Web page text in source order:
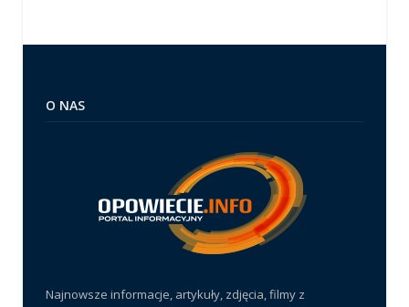
O NAS
Najnowsze informacje, artykuły, zdjęcia, filmy z